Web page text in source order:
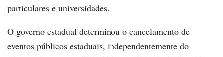
particulares e universidades.
O governo estadual determinou o cancelamento de
eventos públicos estaduais, independentemente do